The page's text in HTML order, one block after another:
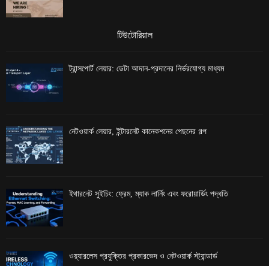
টিউটোরিয়াল
ট্রান্সপোর্ট লেয়ার: ডেটা আদান-প্রদানের নির্ভরযোগ্য মাধ্যম
নেটওয়ার্ক লেয়ার, ইন্টারনেট কানেকশনের পেছনের গল্প
ইথারনেট সুইচিং: ফ্রেম, ম্যাক লার্নিং এবং ফরোয়ার্ডিং পদ্ধতি
ওয়্যারলেস প্রযুক্তির প্রকারভেদ ও নেটওয়ার্ক স্ট্যান্ডার্ড